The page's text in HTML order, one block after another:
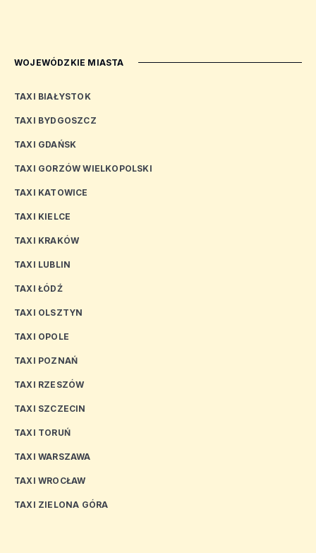
WOJEWÓDZKIE MIASTA
TAXI BIAŁYSTOK
TAXI BYDGOSZCZ
TAXI GDAŃSK
TAXI GORZÓW WIELKOPOLSKI
TAXI KATOWICE
TAXI KIELCE
TAXI KRAKÓW
TAXI LUBLIN
TAXI ŁÓDŹ
TAXI OLSZTYN
TAXI OPOLE
TAXI POZNAŃ
TAXI RZESZÓW
TAXI SZCZECIN
TAXI TORUŃ
TAXI WARSZAWA
TAXI WROCŁAW
TAXI ZIELONA GÓRA